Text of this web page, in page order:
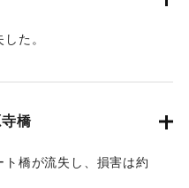
た。
橋
橋が流失し、損害は約